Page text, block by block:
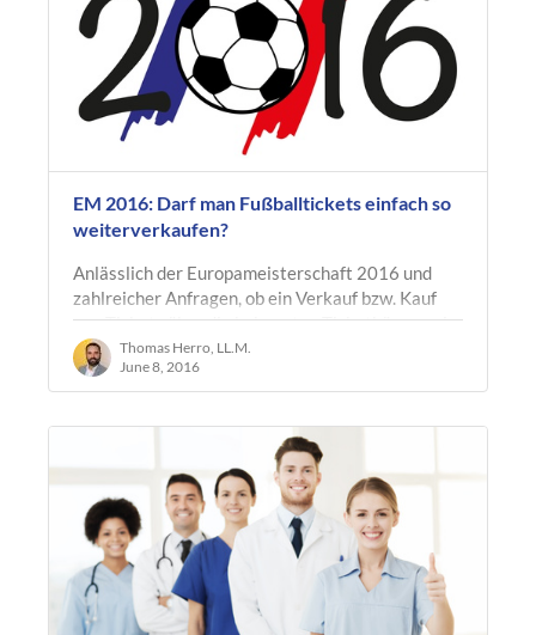
EM 2016: Darf man Fußballtickets einfach so
weiterverkaufen?
Anlässlich der Europameisterschaft 2016 und
zahlreicher Anfragen, ob ein Verkauf bzw. Kauf
von Tickets über die bekannten Ticketbörsen wie
z.B. Viagogo, eBay und co.…
Thomas Herro, LL.M.
June 8, 2016